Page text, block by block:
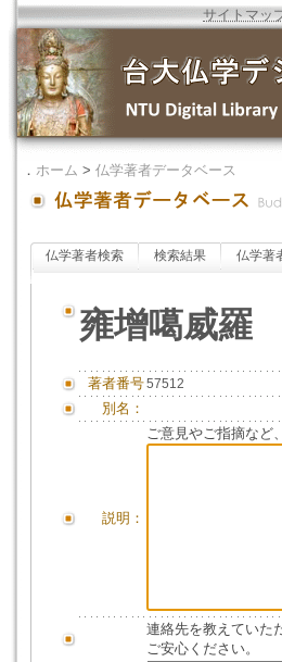
サイトマッ
． ホーム > 仏学著者データベース
仏学著者検索 検索結果 仏学著
雍增噶威羅
著者番号57512
別名：
説明：
ご意見やご指摘など
連絡先を教えていた
ご安心ください。